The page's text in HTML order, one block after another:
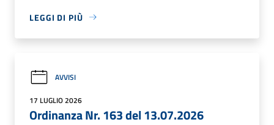
LEGGI DI PIÙ
AVVISI
17 LUGLIO 2026
Ordinanza Nr. 163 del 13.07.2026